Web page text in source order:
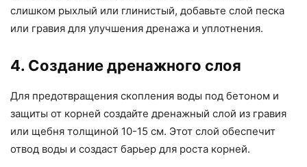
слишком рыхлый или глинистый, добавьте слой песка
или гравия для улучшения дренажа и уплотнения.
4. Создание дренажного слоя
Для предотвращения скопления воды под бетоном и
защиты от корней создайте дренажный слой из гравия
или щебня толщиной 10-15 см. Этот слой обеспечит
отвод воды и создаст барьер для роста корней.